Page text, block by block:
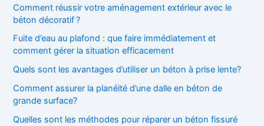
r
:
Comment réussir votre aménagement extérieur avec le
béton décoratif ?
Fuite d’eau au plafond : que faire immédiatement et
comment gérer la situation efficacement
Quels sont les avantages d’utiliser un béton à prise lente?
Comment assurer la planéité d’une dalle en béton de
grande surface?
Quelles sont les méthodes pour réparer un béton fissuré